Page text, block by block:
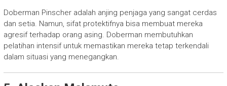
Doberman Pinscher adalah anjing penjaga yang sangat cerdas
dan setia. Namun, sifat protektifnya bisa membuat mereka
agresif terhadap orang asing. Doberman membutuhkan
pelatihan intensif untuk memastikan mereka tetap terkendali
dalam situasi yang menegangkan.